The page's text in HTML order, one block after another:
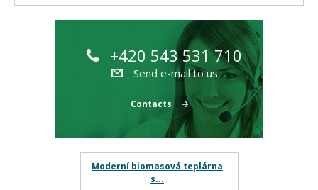
+420 543 531 710
Send e-mail to us
Contacts
Moderní biomasová teplárna
s...